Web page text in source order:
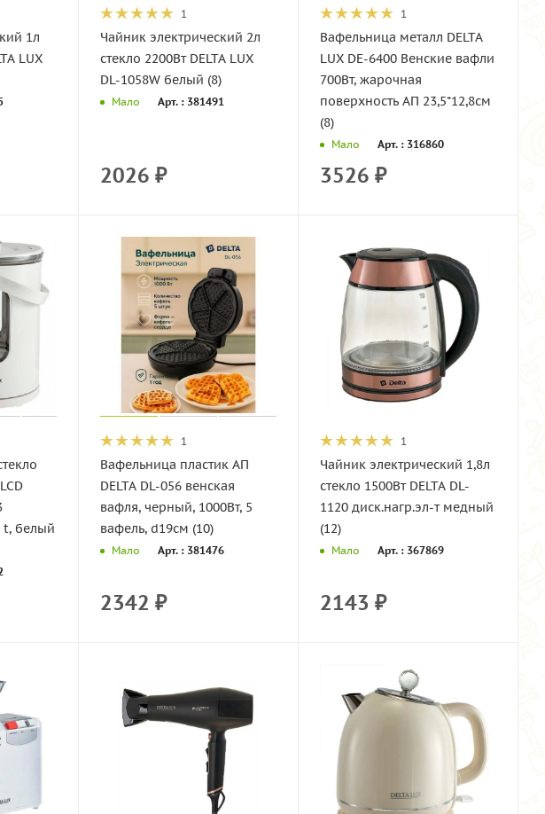
1л
LUX
1
Чайник электрический 2л
стекло 2200Вт DELTA LUX
DL-1058W белый (8)
Мало Арт. : 381491
2026 ₽
1
Вафельница металл DELTA
LUX DE-6400 Венские вафли
700Вт, жарочная
поверхность АП 23,5*12,8см
(8)
Мало Арт. : 316860
3526 ₽
белый
1
Вафельница пластик АП
DELTA DL-056 венская
вафля, черный, 1000Вт, 5
вафель, d19см (10)
Мало Арт. : 381476
2342 ₽
1
Чайник электрический 1,8л
стекло 1500Вт DELTA DL-
1120 диск.нагр.эл-т медный
(12)
Мало Арт. : 367869
2143 ₽